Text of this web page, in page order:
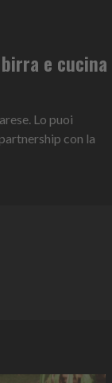
e cucina
Lo puoi
con la